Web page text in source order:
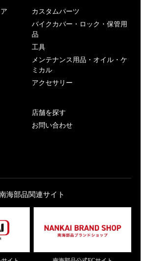
カスタムパーツ
バイクカバー・ロック・保管用
品
工具
メンテナンス用品・オイル・ケ
ミカル
アクセサリー
店舗を探す
お問い合わせ
海部品関連サイト